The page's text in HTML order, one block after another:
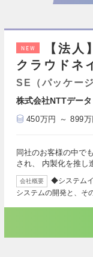
NEW
【法
クラウドネ
SE（パッケー
株式会社NTTデータ
450万円 ～ 899万
同社のお客様の中で
され、 内製化を推し
会社概要
◆システム
システムの開発と、そ